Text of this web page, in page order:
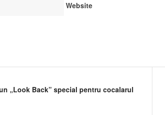
Website
„Look Back” special pentru cocalarul